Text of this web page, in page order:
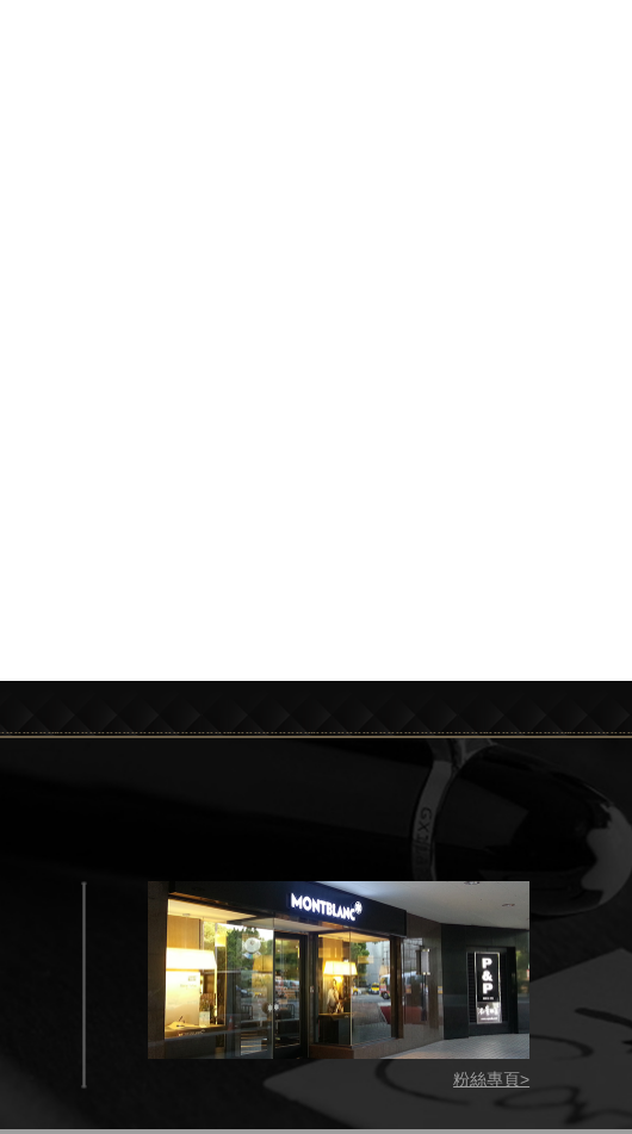
粉絲專頁>